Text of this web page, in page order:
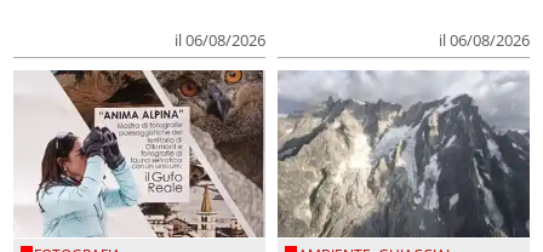
il 06/08/2026 il 06/08/2026